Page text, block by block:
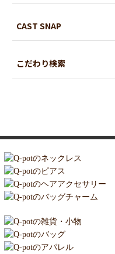
CAST SNAP
こだわり検索